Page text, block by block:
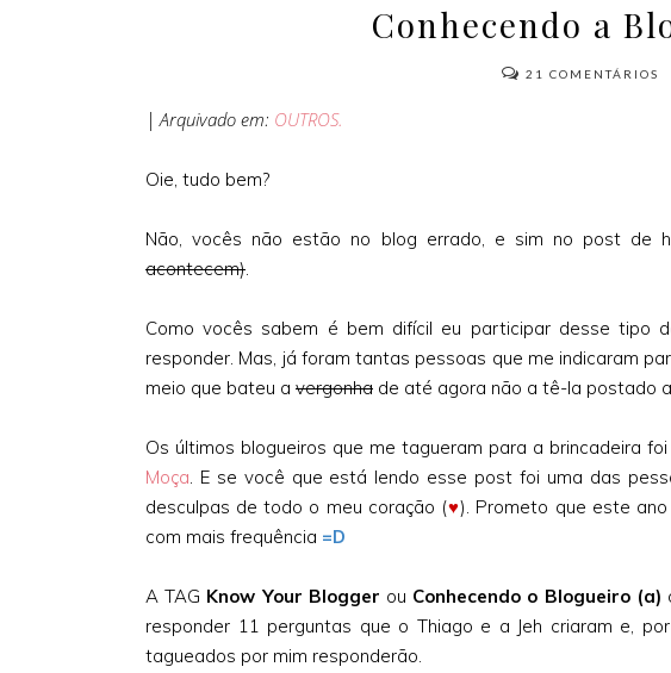
Conhecendo a
21 COMENTÁRIOS
| Arquivado em: OUTROS.
Oie, tudo bem?
Não, vocês não estão no blog errado, e sim no post de
acontecem).
Como vocês sabem é bem difícil eu participar desse tipo
responder. Mas, já foram tantas pessoas que me indicaram
meio que bateu a vergonha de até agora não a tê-la postado
Os últimos blogueiros que me tagueram para a brincadeira
Moça. E se você que está lendo esse post foi uma das
desculpas de todo o meu coração (♥). Prometo que este
com mais frequência =D
A TAG Know Your Blogger ou Conhecendo o Blogueiro (a)
responder 11 perguntas que o Thiago e a Jeh criaram e,
tagueados por mim responderão.